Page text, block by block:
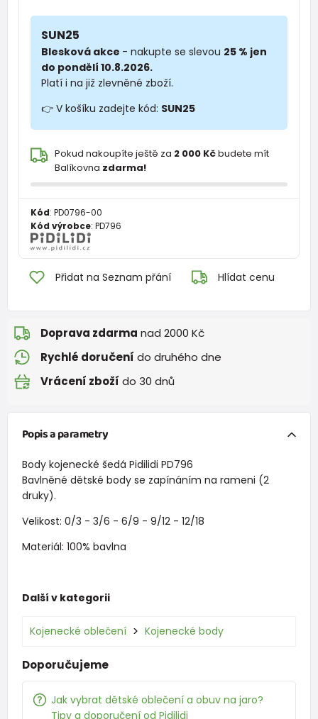
SUN25
Blesková akce - nakupte se slevou 25 % jen
do pondělí 10.8.2026.
Platí i na již zlevněné zboží.
👉 V košíku zadejte kód: SUN25
Pokud nakoupíte ještě za 2 000 Kčbudete mít
Balíkovna zdarma!
Kód: PD0796-00
Kód výrobce: PD796
Přidat na Seznam přání Hlídat cenu
Doprava zdarma nad 2000 Kč
Rychlé doručení do druhého dne
Vrácení zboží do 30 dnů
Popis a parametry
Body kojenecké šedá Pidilidi PD796
Bavlněné dětské body se zapínáním na rameni (2
druky).
Velikost: 0/3 - 3/6 - 6/9 - 9/12 - 12/18
Materiál: 100% bavlna
Další v kategorii
Kojenecké oblečení Kojenecké body
Doporučujeme
Jak vybrat dětské oblečení a obuv na jaro?
Tipy a doporučení od Pidilidi